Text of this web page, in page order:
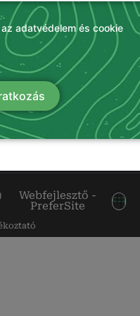
Webfejlesztő -
PreferSite
adatvédelem és cookie